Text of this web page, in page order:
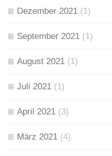
Dezember 2021 (1)
September 2021 (1)
August 2021 (1)
Juli 2021 (1)
April 2021 (3)
März 2021 (4)